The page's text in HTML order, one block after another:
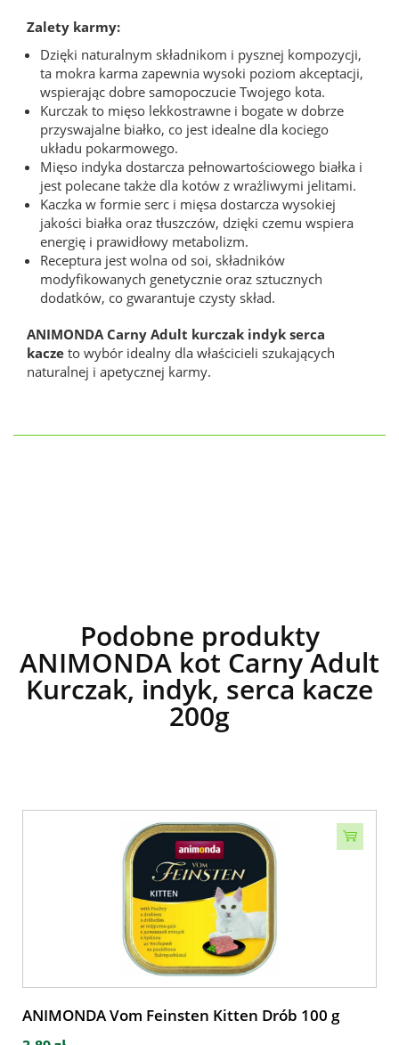
Zalety karmy:
Dzięki naturalnym składnikom i pysznej kompozycji,
ta mokra karma zapewnia wysoki poziom akceptacji,
wspierając dobre samopoczucie Twojego kota.
Kurczak to mięso lekkostrawne i bogate w dobrze
przyswajalne białko, co jest idealne dla kociego
układu pokarmowego.
Mięso indyka dostarcza pełnowartościowego białka i
jest polecane także dla kotów z wrażliwymi jelitami.
Kaczka w formie serc i mięsa dostarcza wysokiej
jakości białka oraz tłuszczów, dzięki czemu wspiera
energię i prawidłowy metabolizm.
Receptura jest wolna od soi, składników
modyfikowanych genetycznie oraz sztucznych
dodatków, co gwarantuje czysty skład.
ANIMONDA Carny Adult kurczak indyk serca
kacze to wybór idealny dla właścicieli szukających
naturalnej i apetycznej karmy.
Podobne produkty
ANIMONDA kot Carny Adult
Kurczak, indyk, serca kacze
200g
ANIMONDA Vom Feinsten Kitten Drób 100 g